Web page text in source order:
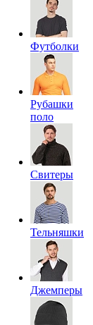
Футболки
Рубашки
поло
Свитеры
Тельняшки
Джемперы